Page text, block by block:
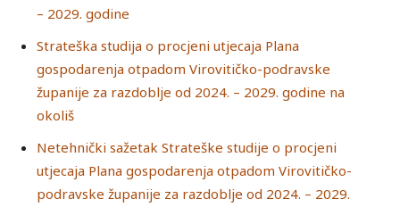
– 2029. godine
Strateška studija o procjeni utjecaja Plana
gospodarenja otpadom Virovitičko-podravske
županije za razdoblje od 2024. – 2029. godine na
okoliš
Netehnički sažetak Strateške studije o procjeni
utjecaja Plana gospodarenja otpadom Virovitičko-
podravske županije za razdoblje od 2024. – 2029.